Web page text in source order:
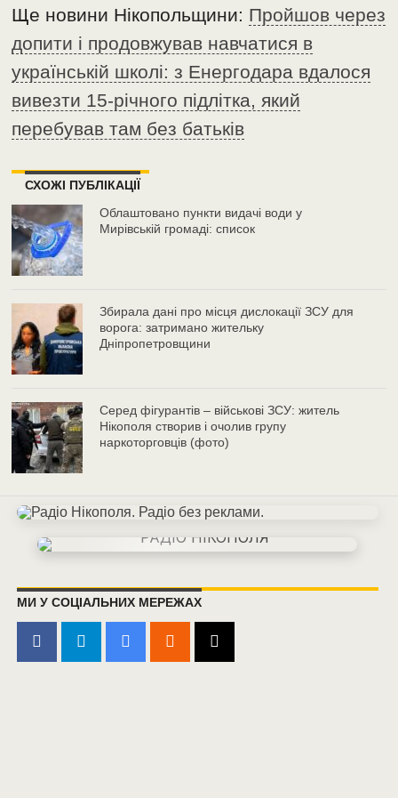
Ще новини Нікопольщини: Пройшов через
допити і продовжував навчатися в
українській школі: з Енергодара вдалося
вивезти 15-річного підлітка, який
перебував там без батьків
СХОЖІ ПУБЛІКАЦІЇ
Облаштовано пункти видачі води у
Мирівській громаді: список
Збирала дані про місця дислокації ЗСУ для
ворога: затримано жительку
Дніпропетровщини
Серед фігурантів – військові ЗСУ: житель
Нікополя створив і очолив групу
наркоторговців (фото)
МИ У СОЦІАЛЬНИХ МЕРЕЖАХ